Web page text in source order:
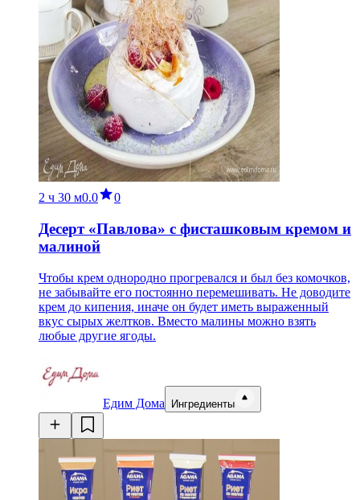
2 ч 30 м0.0 0
Десерт «Павлова» с фисташковым кремом и
малиной
Чтобы крем однородно прогревался и был без комочков,
не забывайте его постоянно перемешивать. Не доводите
крем до кипения, иначе он будет иметь выраженный
вкус сырых желтков. Вместо малины можно взять
любые другие ягоды.
Едим Дома Ингредиенты